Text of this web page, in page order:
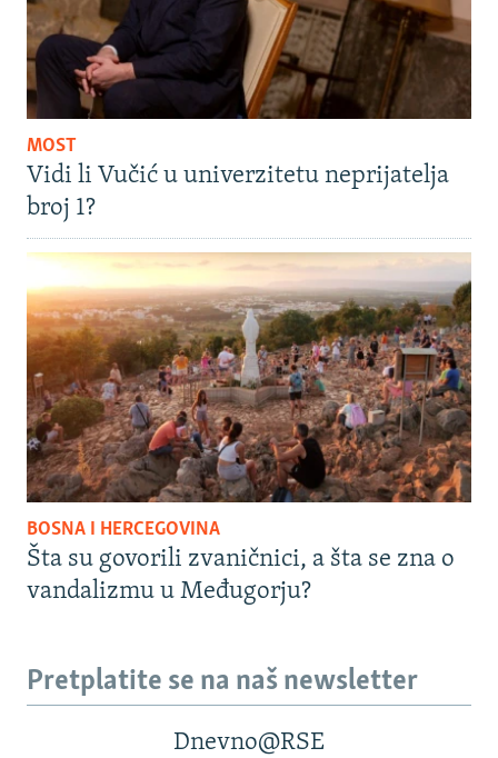
MOST
Vidi li Vučić u univerzitetu neprijatelja
broj 1?
BOSNA I HERCEGOVINA
Šta su govorili zvaničnici, a šta se zna o
vandalizmu u Međugorju?
Pretplatite se na naš newsletter
Dnevno@RSE